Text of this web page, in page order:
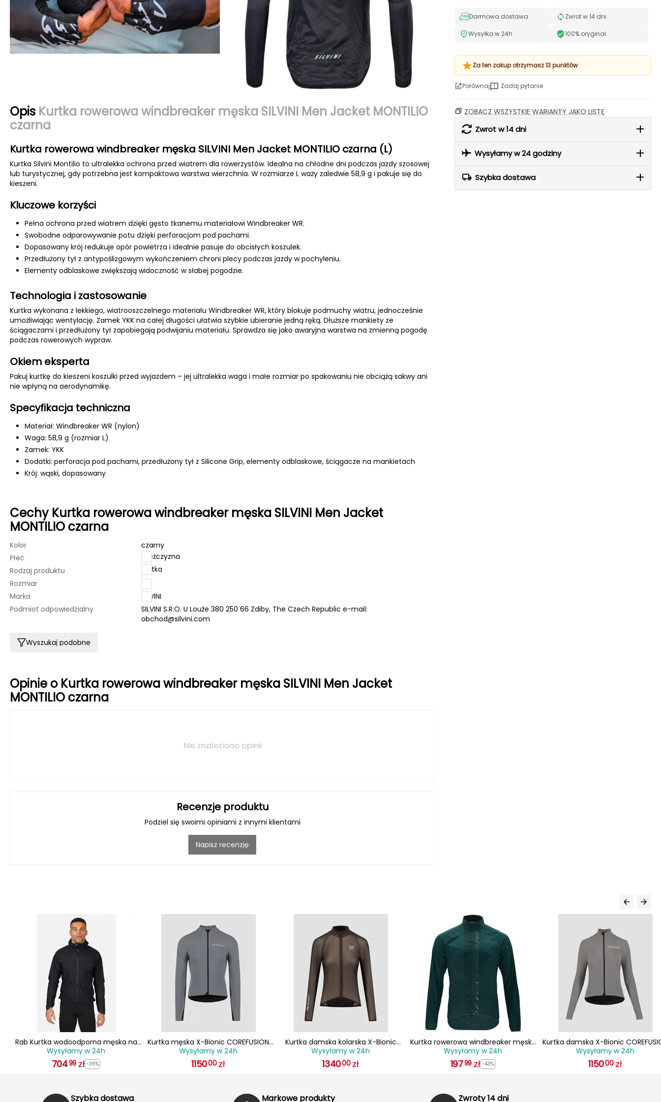
Darmowa dostawa Zwrot w 14 dni
Wysyłka w 24h 100% oryginał
Za ten zakup otrzymasz 13 punktów
Porównaj Zadaj pytanie
ZOBACZ WSZYSTKIE WARIANTY JAKO LISTĘ
Zwrot w 14 dni
Wysyłamy w 24 godziny
Szybka dostawa
Opis Kurtka rowerowa windbreaker męska SILVINI Men Jacket MONTILIO
czarna
Kurtka rowerowa windbreaker męska SILVINI Men Jacket MONTILIO czarna (L)
Kurtka Silvini Montilio to ultralekka ochrona przed wiatrem dla rowerzystów. Idealna na chłodne dni podczas jazdy szosowej
lub turystycznej, gdy potrzebna jest kompaktowa warstwa wierzchnia. W rozmiarze L waży zaledwie 58,9 g i pakuje się do
kieszeni.
Kluczowe korzyści
Pełna ochrona przed wiatrem dzięki gęsto tkanemu materiałowi Windbreaker WR.
Swobodne odparowywanie potu dzięki perforacjom pod pachami.
Dopasowany krój redukuje opór powietrza i idealnie pasuje do obcisłych koszulek.
Przedłużony tył z antypoślizgowym wykończeniem chroni plecy podczas jazdy w pochyleniu.
Elementy odblaskowe zwiększają widoczność w słabej pogodzie.
Technologia i zastosowanie
Kurtka wykonana z lekkiego, wiatrooszczelnego materiału Windbreaker WR, który blokuje podmuchy wiatru, jednocześnie
umożliwiając wentylację. Zamek YKK na całej długości ułatwia szybkie ubieranie jedną ręką. Dłuższe mankiety ze
ściągaczami i przedłużony tył zapobiegają podwijaniu materiału. Sprawdza się jako awaryjna warstwa na zmienną pogodę
podczas rowerowych wypraw.
Okiem eksperta
Pakuj kurtkę do kieszeni koszulki przed wyjazdem – jej ultralekka waga i małe rozmiar po spakowaniu nie obciążą sakwy ani
nie wpłyną na aerodynamikę.
Specyfikacja techniczna
Materiał: Windbreaker WR (nylon)
Waga: 58,9 g (rozmiar L)
Zamek: YKK
Dodatki: perforacja pod pachami, przedłużony tył z Silicone Grip, elementy odblaskowe, ściągacze na mankietach
Krój: wąski, dopasowany
Cechy Kurtka rowerowa windbreaker męska SILVINI Men Jacket
MONTILIO czarna
Kolor
czarny
Płeć
mężczyzna
Rodzaj produktu
kurtka
Rozmiar
Marka
SILVINI
Podmiot odpowiedzialny
SILVINI S.R.O. U Louže 380 250 66 Zdiby, The Czech Republic e-mail:
obchod@silvini.com
Wyszukaj podobne
Opinie o Kurtka rowerowa windbreaker męska SILVINI Men Jacket
MONTILIO czarna
Nie znaleziono opinii
Recenzje produktu
Podziel się swoimi opiniami z innymi klientami
Napisz recenzję
Rab Kurtka wodoodporna męska na
rower i do trekkingu Cinder Phantom
Jacket czarna r. S
Wysyłamy w 24h
70499 zł -36%
Kurtka męska X-Bionic COREFUSION
RIDE SOFTSHELL JACKET MEN RHINO
szara
Wysyłamy w 24h
115000 zł
Kurtka damska kolarska X-Bionic
STREAMLITE 4.0 CYCLING czarna
Wysyłamy w 24h
134000 zł
Kurtka rowerowa windbreaker męska
SILVINI Men Jacket GELO
Wysyłamy w 24h
19799 zł -43%
Kurtka damska X-Bionic
RIDE SOFTSHELL JACKET WOMEN
szara
Wysyłamy w 24h
115000 zł
Szybka dostawa Markowe produkty Zwroty 14 dni